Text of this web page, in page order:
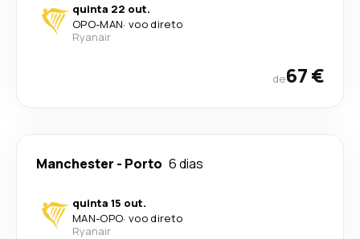
quinta 22 out.
OPO-MAN· voo direto
Ryanair
de67 €
Manchester - Porto 6 dias
quinta 15 out.
MAN-OPO· voo direto
Ryanair